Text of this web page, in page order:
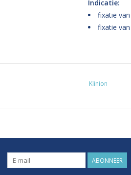
Indicatie:
fixatie
fixatie
Klinion
ABONNEER